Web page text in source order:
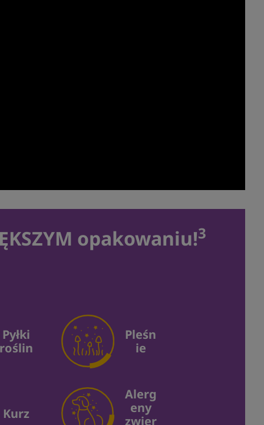
opakowaniu!3
Pyłki
roślin
Pleśn
ie
Kurz
Alerg
eny
zwier